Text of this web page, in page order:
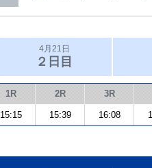
4月21日
２日目
1R 2R 3R
15:15 15:39 16:08